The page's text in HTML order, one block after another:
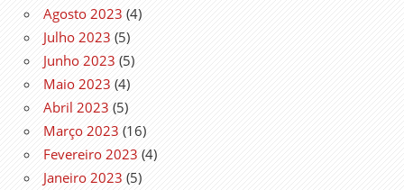
Agosto 2023 (4)
Julho 2023 (5)
Junho 2023 (5)
Maio 2023 (4)
Abril 2023 (5)
Março 2023 (16)
Fevereiro 2023 (4)
Janeiro 2023 (5)